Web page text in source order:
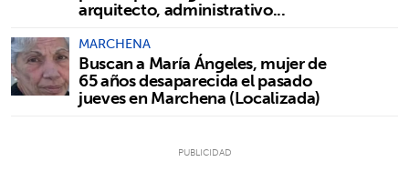
arquitecto, administrativo...
MARCHENA
Buscan a María Ángeles, mujer de
65 años desaparecida el pasado
jueves en Marchena (Localizada)